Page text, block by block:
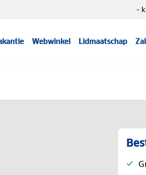
Webwinkel Lidmaatschap
-